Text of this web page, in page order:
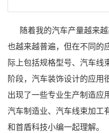
随着我的汽车产量越来越
也越来越普遍，但在不同的
际上包括规格型号、汽车线
阶段，汽车装饰设计的应用
出现了一些专业生产制造应
汽车制造业、汽车线束加工
和首盾科技小编一起理解。